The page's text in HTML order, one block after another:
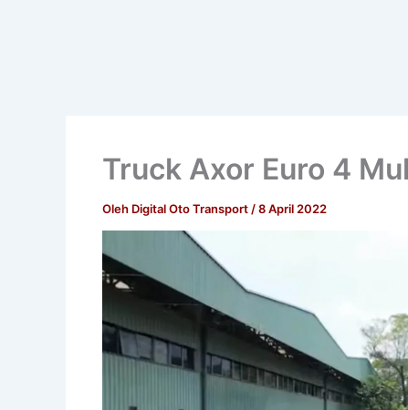
Truck Axor Euro 4
Oleh Digital Oto Transport /8 April 2022